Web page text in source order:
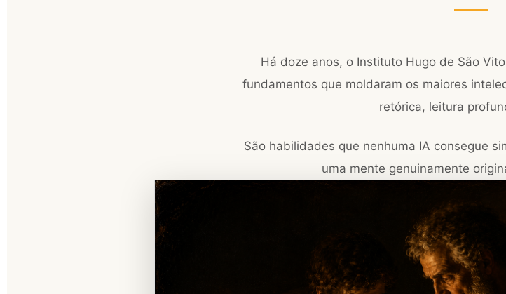
Há doze anos, o Instituto Hugo de São
fundamentos que moldaram os maiores
retórica, leitura
São habilidades que nenhuma IA consegue
uma mente genuinamente